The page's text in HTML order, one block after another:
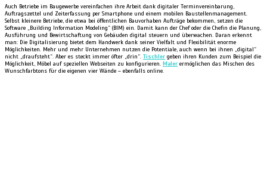
Auch Betriebe im Baugewerbe vereinfachen ihre Arbeit dank digitaler Terminvereinbarung,
Auftragszettel und Zeiterfassung per Smartphone und einem mobilen Baustellenmanagement.
Selbst kleinere Betriebe, die etwa bei öffentlichen Bauvorhaben Aufträge bekommen, setzen die
Software „Building Information Modeling“ (BIM) ein. Damit kann der Chef oder die Chefin die Planung,
Ausführung und Bewirtschaftung von Gebäuden digital steuern und überwachen. Daran erkennt
man: Die Digitalisierung bietet dem Handwerk dank seiner Vielfalt und Flexibilität enorme
Möglichkeiten. Mehr und mehr Unternehmen nutzen die Potentiale, auch wenn bei ihnen „digital“
nicht „draufsteht“. Aber es steckt immer öfter „drin“. Tischler geben ihren Kunden zum Beispiel die
Möglichkeit, Möbel auf speziellen Webseiten zu konfigurieren. Maler ermöglichen das Mischen des
Wunschfarbtons für die eigenen vier Wände – ebenfalls online.